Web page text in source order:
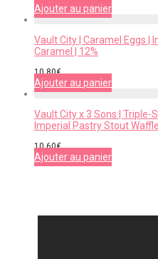
Ajouter au panier
Vault City | Caramel Eggs |
Caramel | 12%
10,80€
Ajouter au panier
Vault City x 3 Sons | Triple-
Imperial Pastry Stout
10,60€
Ajouter au panier